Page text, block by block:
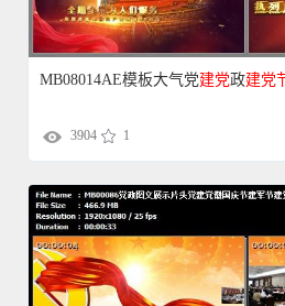
MB08014AE模板大气党建党政建党
3904 1